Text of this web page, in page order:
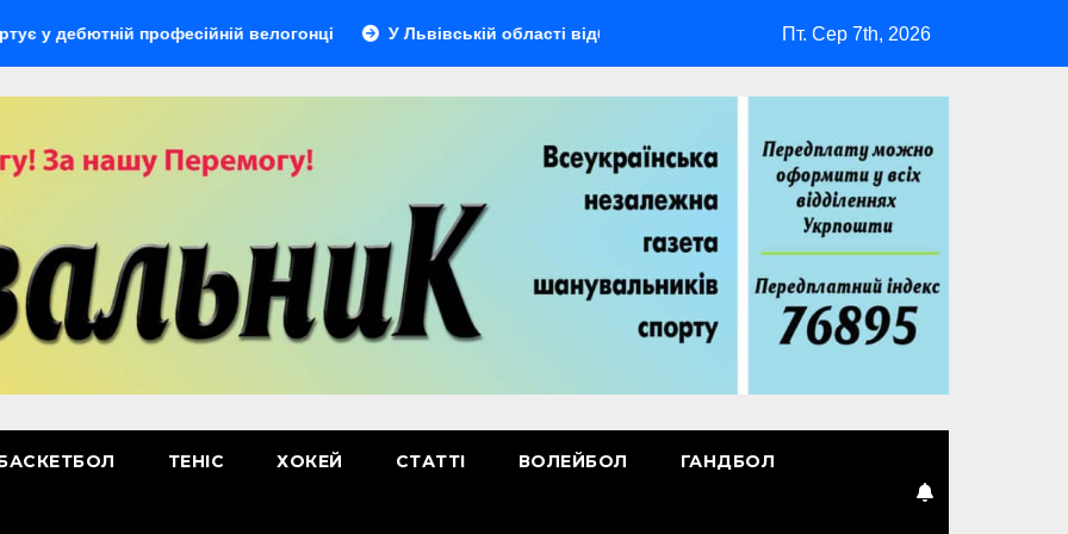
професійній велогонці У Львівській області відбудеться мультиспортивний табір ГАРТ 2026 – як долучитися
Пт. Сер 7th, 2026
ТЕНІС ХОКЕЙ СТАТТІ ВОЛЕЙБОЛ ГАНДБОЛ